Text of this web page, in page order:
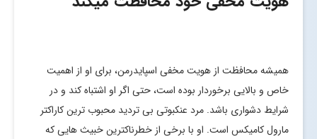
همیشه محافظت از هویت مخفی اسپایدرمن، برای او از اهمیت
خاص و بالایی برخوردار بوده است، حتی اگر او اشتباه کند و در
شرایط دشواری باشد. مرد عنکبوتی بی تردید محبوب ترین کاراکتر
مارول کامیکس است. او با برخی از خطرناکترین خبیث هایی که